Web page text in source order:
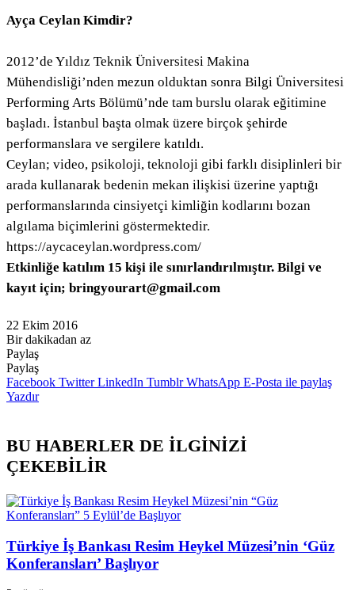
Ayça Ceylan Kimdir?
2012’de Yıldız Teknik Üniversitesi Makina
Mühendisliği’nden mezun olduktan sonra Bilgi Üniversitesi
Performing Arts Bölümü’nde tam burslu olarak eğitimine
başladı. İstanbul başta olmak üzere birçok şehirde
performanslara ve sergilere katıldı.
Ceylan; video, psikoloji, teknoloji gibi farklı disiplinleri bir
arada kullanarak bedenin mekan ilişkisi üzerine yaptığı
performanslarında cinsiyetçi kimliğin kodlarını bozan
algılama biçimlerini göstermektedir.
https://aycaceylan.wordpress.com/
Etkinliğe katılım 15 kişi ile sınırlandırılmıştır. Bilgi ve
kayıt için; bringyourart@gmail.com
22 Ekim 2016
Bir dakikadan az
Paylaş
Facebook
Twitter
LinkedIn
Pinterest
Messenger
Messenger
WhatsApp
Telegram
E-
Posta
ile
Yazdır
Paylaş
Facebook Twitter LinkedIn Tumblr WhatsApp E-Posta ile paylaş
Yazdır
BU HABERLER DE İLGİNİZİ
ÇEKEBİLİR
Türkiye İş Bankası Resim Heykel Müzesi’nin ‘Güz
Konferansları’ Başlıyor